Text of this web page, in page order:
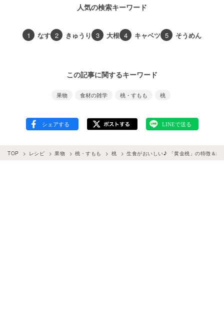
人気の検索キーワード
1 なす 2 きゅうり 3 大根 4 キャベツ 5 そうめん
この記事に関するキーワード
果物 食材の雑学 桃・すもも 桃
TOP レシピ 果物 桃・すもも 桃 生食がおいしい♪ 「黄金桃」の特徴＆白